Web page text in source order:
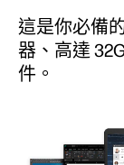
這是你必備
器、高達
件。